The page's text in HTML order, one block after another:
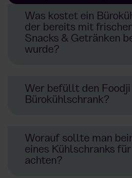
Was kostet ein
der bereits mit
Snacks & Getränken
wurde?
gewöhnlicher
Wer befüllt den Foodji
Bürokühlschrank?
Worauf sollte man
eines Kühlschranks
achten?